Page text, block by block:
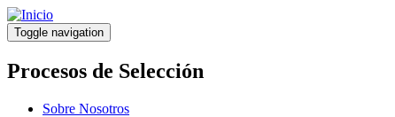
Pasar
al
contenido
principal
Toggle navigation
Procesos de Selección
Sobre Nosotros